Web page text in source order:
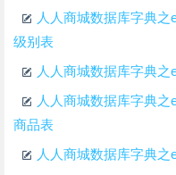
人人商城数据库字典
级别表
人人商城数据库字典
人人商城数据库字典
商品表
人人商城数据库字典